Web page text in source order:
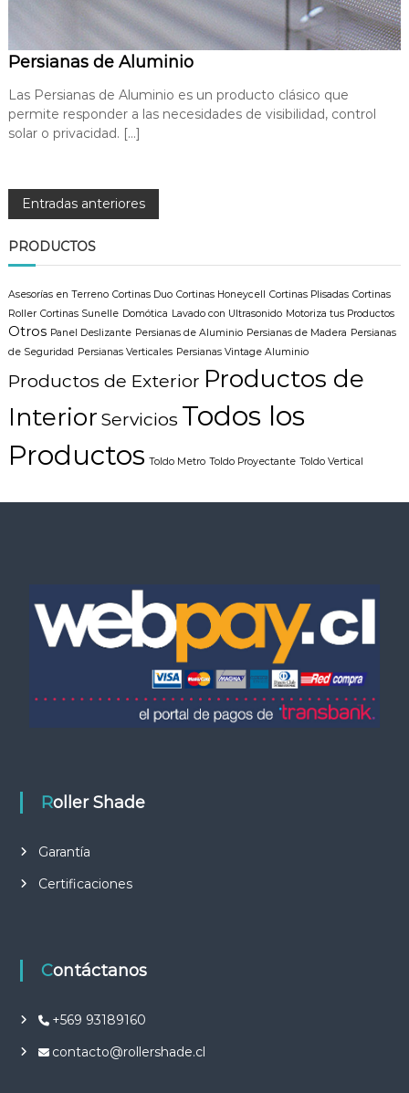
Persianas de Aluminio
Las Persianas de Aluminio es un producto clásico que
permite responder a las necesidades de visibilidad, control
solar o privacidad. […]
N
a
v
e
g
a
c
i
a
Entradas anteriores
PRODUCTOS
Asesorías en Terreno Cortinas Duo Cortinas Honeycell Cortinas Plisadas Cortinas
Roller Cortinas Sunelle Domótica Lavado con Ultrasonido Motoriza tus Productos
Otros Panel Deslizante Persianas de Aluminio Persianas de Madera Persianas
de Seguridad Persianas Verticales Persianas Vintage Aluminio
Productos de Exterior Productos de
Interior Servicios Todos los
Productos Toldo Metro Toldo Proyectante Toldo Vertical
Roller Shade
Garantía
Certificaciones
Contáctanos
+569 93189160
contacto@rollershade.cl